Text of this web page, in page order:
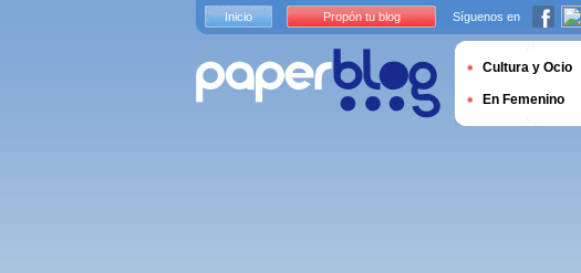
Inicio Propón tu blog Síguenos en
Cultura y Ocio
En Femenino